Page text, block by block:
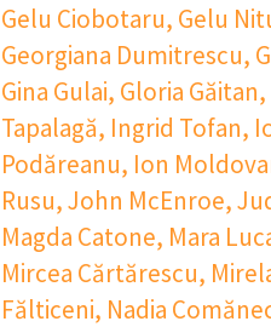
Gelu Ciobotaru, Gelu
Georgiana Dumitrescu,
Gina Gulai, Gloria Găitan,
Tapalagă, Ingrid Tofan,
Podăreanu, Ion
Rusu,John McEnroe,
Magda Catone, Mara
Mircea Cărtărescu,
Fălticeni, Nadia